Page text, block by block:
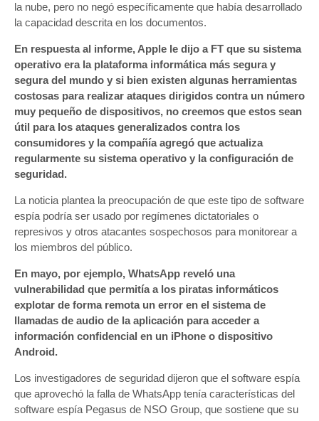
la nube, pero no negó específicamente que había desarrollado
la capacidad descrita en los documentos.
En respuesta al informe, Apple le dijo a FT que su sistema
operativo era la plataforma informática más segura y
segura del mundo y si bien existen algunas herramientas
costosas para realizar ataques dirigidos contra un número
muy pequeño de dispositivos, no creemos que estos sean
útil para los ataques generalizados contra los
consumidores y la compañía agregó que actualiza
regularmente su sistema operativo y la configuración de
seguridad.
La noticia plantea la preocupación de que este tipo de software
espía podría ser usado por regímenes dictatoriales o
represivos y otros atacantes sospechosos para monitorear a
los miembros del público.
En mayo, por ejemplo, WhatsApp reveló una
vulnerabilidad que permitía a los piratas informáticos
explotar de forma remota un error en el sistema de
llamadas de audio de la aplicación para acceder a
información confidencial en un iPhone o dispositivo
Android.
Los investigadores de seguridad dijeron que el software espía
que aprovechó la falla de WhatsApp tenía características del
software espía Pegasus de NSO Group, que sostiene que su